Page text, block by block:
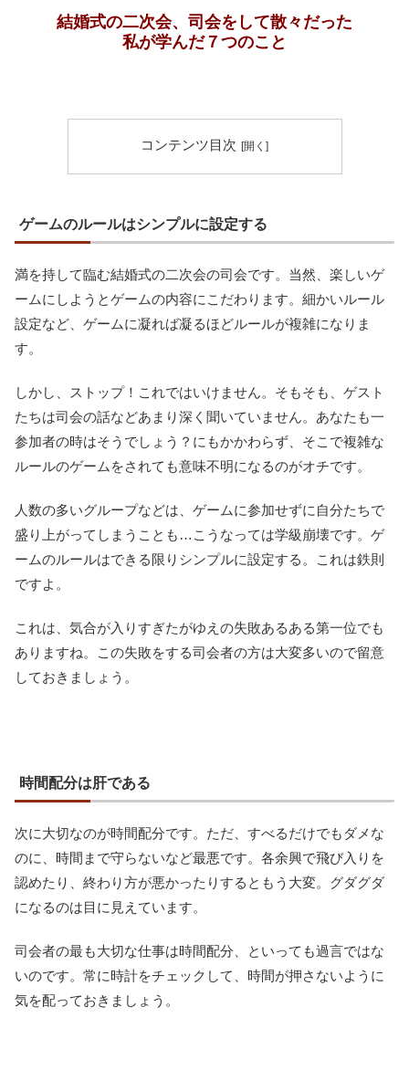
結婚式の二次会、司会をして散々だった
私が学んだ７つのこと
コンテンツ目次
ゲームのルールはシンプルに設定する
満を持して臨む結婚式の二次会の司会です。当然、楽しいゲ
ームにしようとゲームの内容にこだわります。細かいルール
設定など、ゲームに凝れば凝るほどルールが複雑になりま
す。
しかし、ストップ！これではいけません。そもそも、ゲスト
たちは司会の話などあまり深く聞いていません。あなたも一
参加者の時はそうでしょう？にもかかわらず、そこで複雑な
ルールのゲームをされても意味不明になるのがオチです。
人数の多いグループなどは、ゲームに参加せずに自分たちで
盛り上がってしまうことも…こうなっては学級崩壊です。ゲ
ームのルールはできる限りシンプルに設定する。これは鉄則
ですよ。
これは、気合が入りすぎたがゆえの失敗あるある第一位でも
ありますね。この失敗をする司会者の方は大変多いので留意
しておきましょう。
時間配分は肝である
次に大切なのが時間配分です。ただ、すべるだけでもダメな
のに、時間まで守らないなど最悪です。各余興で飛び入りを
認めたり、終わり方が悪かったりするともう大変。グダグダ
になるのは目に見えています。
司会者の最も大切な仕事は時間配分、といっても過言ではな
いのです。常に時計をチェックして、時間が押さないように
気を配っておきましょう。